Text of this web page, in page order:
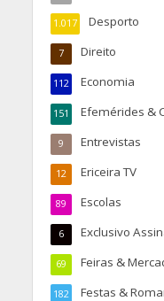
Desporto
1.017
Direito
7
Economia
112
Efemérides &
151
Entrevistas
9
Ericeira TV
12
Escolas
89
Exclusivo
6
Feiras &
69
Festas &
182